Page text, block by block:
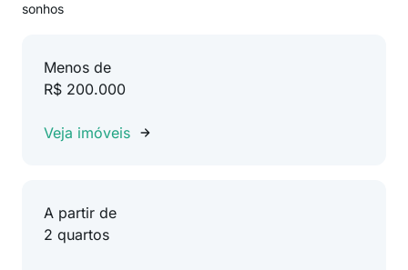
sonhos
Menos de
R$ 200.000
Veja imóveis
A partir de
2 quartos